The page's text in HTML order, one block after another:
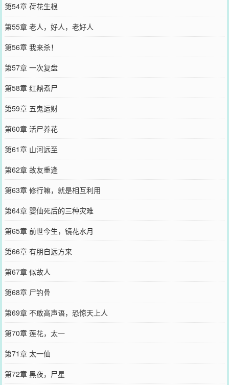
第54章 荷花生根
第55章 老人，好人，老好人
第56章 我来杀！
第57章 一次复盘
第58章 红鼎煮尸
第59章 五鬼运财
第60章 活尸养花
第61章 山河远至
第62章 故友重逢
第63章 修行嘛，就是相互利用
第64章 婴仙死后的三种灾难
第65章 前世今生，镜花水月
第66章 有朋自远方来
第67章 似故人
第68章 尸钓骨
第69章 不敢高声语，恐惊天上人
第70章 莲花，太一
第71章 太一仙
第72章 黑夜，尸星